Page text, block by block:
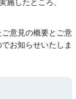
施したところ、
意見の概要とご意
お知らせいたしま